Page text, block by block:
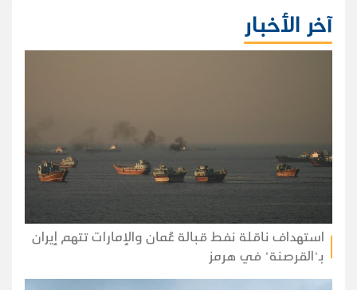
الأفريقي.
آخر الأخبار
استهداف ناقلة نفط قبالة عُمان والإمارات تتهم إيران
بـ"القرصنة" في هرمز